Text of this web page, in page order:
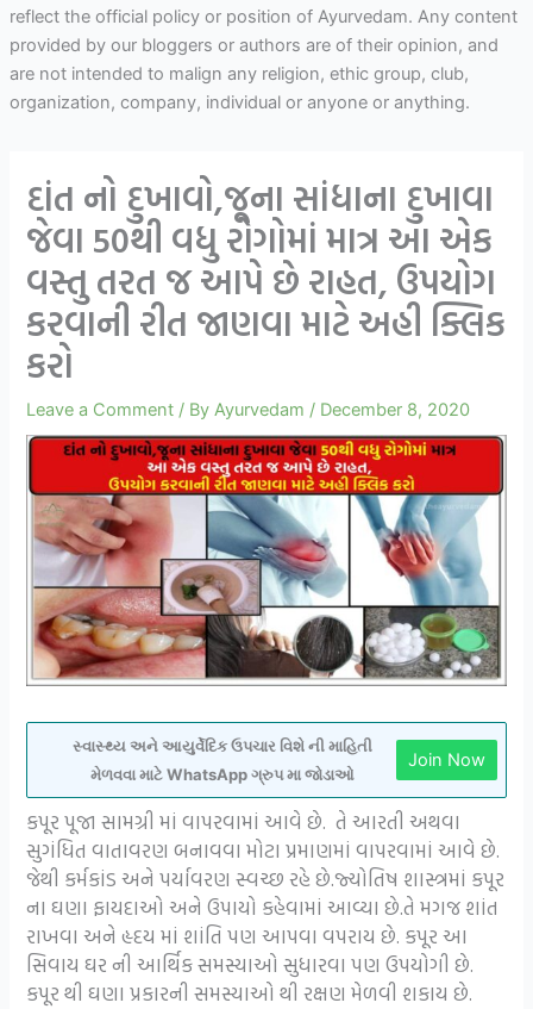
reflect the official policy or position of Ayurvedam. Any content
provided by our bloggers or authors are of their opinion, and
are not intended to malign any religion, ethic group, club,
organization, company, individual or anyone or anything.
દાંત નો દુખાવો,જૂના સાંધાના દુખાવા
જેવા 50થી વધુ રોગોમાં માત્ર આ એક
વસ્તુ તરત જ આપે છે રાહત, ઉપયોગ
કરવાની રીત જાણવા માટે અહી ક્લિક
કરો
Leave a Comment / ByAyurvedam / December 8, 2020
સ્વાસ્થ્ય અને આયુર્વેદિક ઉપચાર વિશે ની માહિતી
મેળવવા માટે WhatsApp ગ્રુપ મા જોડાઓ
Join Now
કપૂર પૂજા સામગ્રી માં વાપરવામાં આવે છે. તે આરતી અથવા
સુગંધિત વાતાવરણ બનાવવા મોટા પ્રમાણમાં વાપરવામાં આવે છે.
જેથી કર્મકાંડ અને પર્યાવરણ સ્વચ્છ રહે છે.જ્યોતિષ શાસ્ત્રમાં કપૂર
ના ઘણા ફાયદાઓ અને ઉપાયો કહેવામાં આવ્યા છે.તે મગજ શાંત
રાખવા અને હૃદય માં શાંતિ પણ આપવા વપરાય છે. કપૂર આ
સિવાય ઘર ની આર્થિક સમસ્યાઓ સુધારવા પણ ઉપયોગી છે.
કપૂર થી ઘણા પ્રકારની સમસ્યાઓ થી રક્ષણ મેળવી શકાય છે.